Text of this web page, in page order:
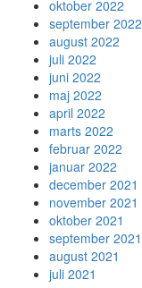
oktober 2022
september 2022
august 2022
juli 2022
juni 2022
maj 2022
april 2022
marts 2022
februar 2022
januar 2022
december 2021
november 2021
oktober 2021
september 2021
august 2021
juli 2021